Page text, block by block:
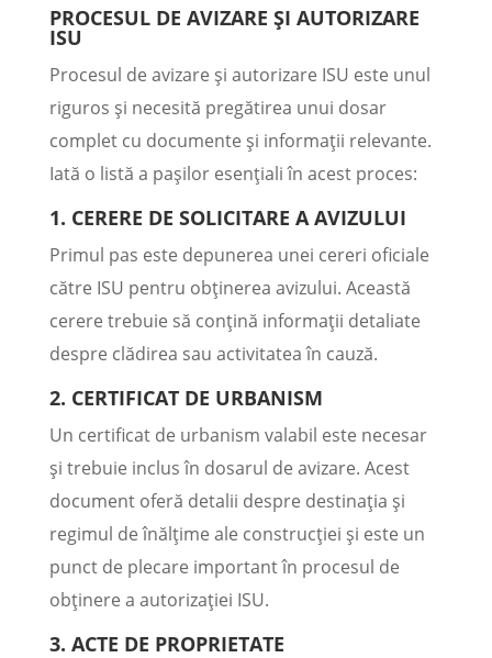
PROCESUL DE AVIZARE ȘI AUTORIZARE
ISU
Procesul de avizare și autorizare ISU este unul
riguros și necesită pregătirea unui dosar
complet cu documente și informații relevante.
Iată o listă a pașilor esențiali în acest proces:
1. CERERE DE SOLICITARE A AVIZULUI
Primul pas este depunerea unei cereri oficiale
către ISU pentru obținerea avizului. Această
cerere trebuie să conțină informații detaliate
despre clădirea sau activitatea în cauză.
2. CERTIFICAT DE URBANISM
Un certificat de urbanism valabil este necesar
și trebuie inclus în dosarul de avizare. Acest
document oferă detalii despre destinația și
regimul de înălțime ale construcției și este un
punct de plecare important în procesul de
obținere a autorizației ISU.
3. ACTE DE PROPRIETATE